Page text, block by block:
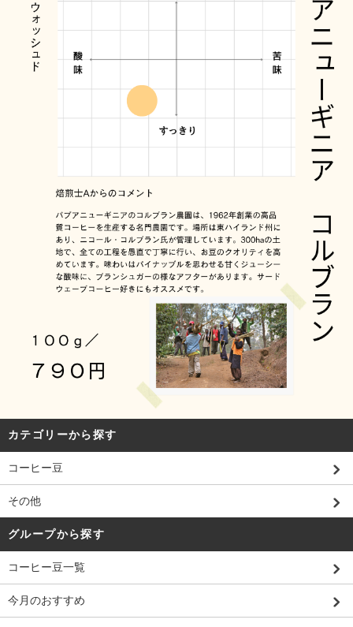
カテゴリーから探す
コーヒー豆
その他
グループから探す
コーヒー豆一覧
今月のおすすめ